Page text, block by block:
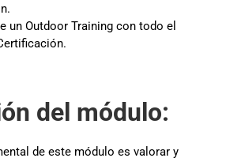
un Outdoor Training con todo el
del módulo:
de este módulo es valorar y